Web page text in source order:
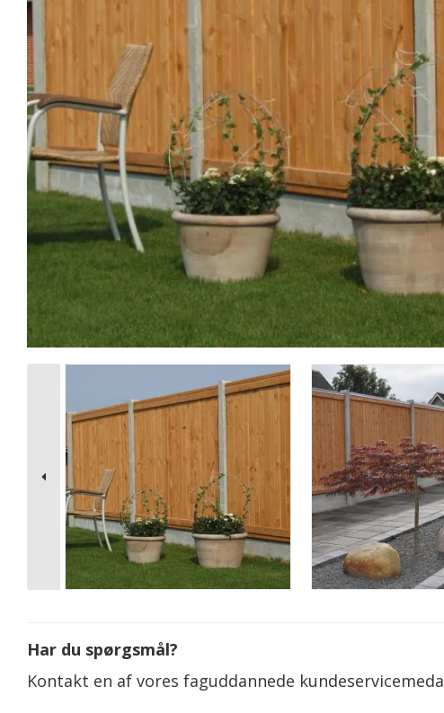
Har du spørgsmål?
Kontakt en af vores faguddannede